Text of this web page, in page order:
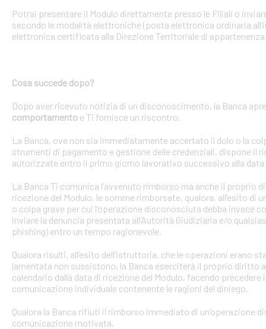
Potrai presentare il Modulo direttamente presso le Filiali o
secondo le modalità elettroniche (posta elettronica ordinaria
elettronica certificata alla Direzione Territoriale di
Cosa succede dopo?
Dopo aver ricevuto notizia di un disconoscimento, la Banca
comportamento e Ti fornisce un riscontro.
La Banca, ove non sia immediatamente accertato il dolo o la
strumenti di pagamento e gestione delle credenziali, dispone il
autorizzate entro il primo giorno lavorativo successivo alla data
La Banca Ti comunica l’avvenuto rimborso ma anche il proprio
ricezione del Modulo, le somme rimborsate, qualora, all’esito
o colpa grave per cui l’operazione disconosciuta debba invece
inviare la denuncia presentata all’Autorità Giudiziaria e/o
phishing) entro un tempo ragionevole.
Qualora risulti, all’esito dell’istruttoria, che le operazioni erano
lamentata non sussistono, la Banca eserciterà il proprio diritto
calendario dalla data di ricezione del Modulo, facendo
comunicazione individuale contenente le ragioni del diniego.
Qualora la Banca rifiuti il rimborso immediato di un’operazione
comunicazione motivata.